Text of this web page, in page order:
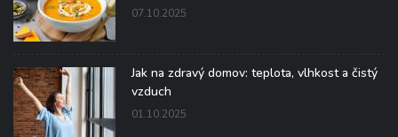
07.10.2025
Jak na zdravý domov: teplota, vlhkost a čistý
vzduch
01.10.2025